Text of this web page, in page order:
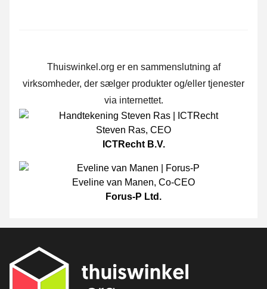
Thuiswinkel.org er en sammenslutning af
virksomheder, der sælger produkter og/eller tjenester
via internettet.
Steven Ras, CEO
ICTRecht B.V.
Eveline van Manen, Co-CEO
Forus-P Ltd.